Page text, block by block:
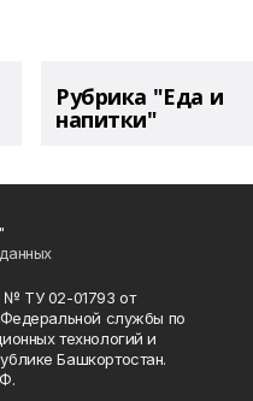
Рубрика "Еда и
напитки"
№ ТУ 02-01793 от
службы по
технологий и
Башкортостан.